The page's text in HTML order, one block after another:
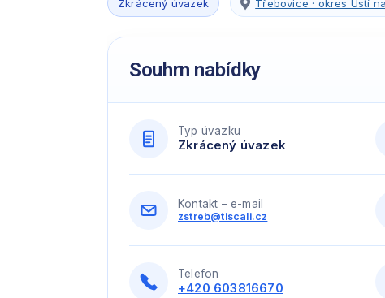
Zkrácený úvazek Třebovice · okres Ústí
Souhrn nabídky
Typ úvazku
Zkrácený úvazek
Kontakt – e-mail
zstreb@tiscali.cz
Telefon
+420 603816670